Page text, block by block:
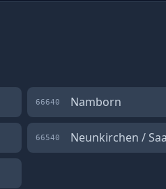
66640 Namborn
66540 Neunkirchen /